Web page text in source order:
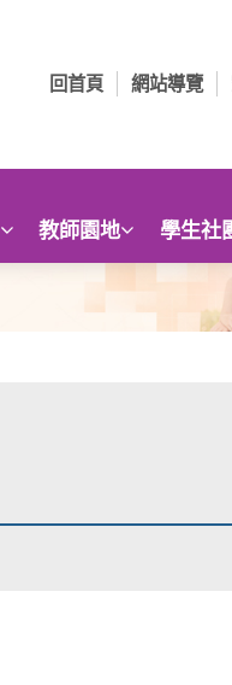
回首頁 網站導覽
教師園地 學生社